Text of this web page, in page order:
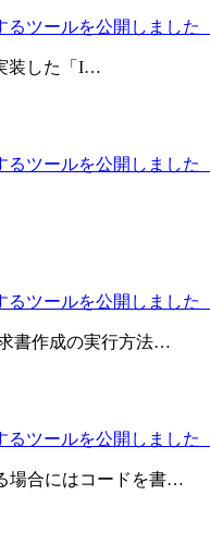
ツールを公開しました【
装した「I…
ツールを公開しました【
ツールを公開しました【
書作成の実行方法…
ツールを公開しました【
場合にはコードを書…